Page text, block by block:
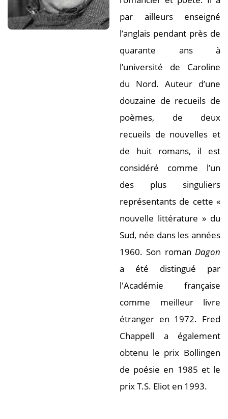
par ailleurs enseigné
l’anglais pendant près de
quarante ans à
l’université de Caroline
du Nord. Auteur d’une
douzaine de recueils de
poèmes, de deux
recueils de nouvelles et
de huit romans, il est
considéré comme l’un
des plus singuliers
représentants de cette «
nouvelle littérature » du
Sud, née dans les années
1960. Son roman Dagon
a été distingué par
l'Académie française
comme meilleur livre
étranger en 1972. Fred
Chappell a également
obtenu le prix Bollingen
de poésie en 1985 et le
prix T.S. Eliot en 1993.